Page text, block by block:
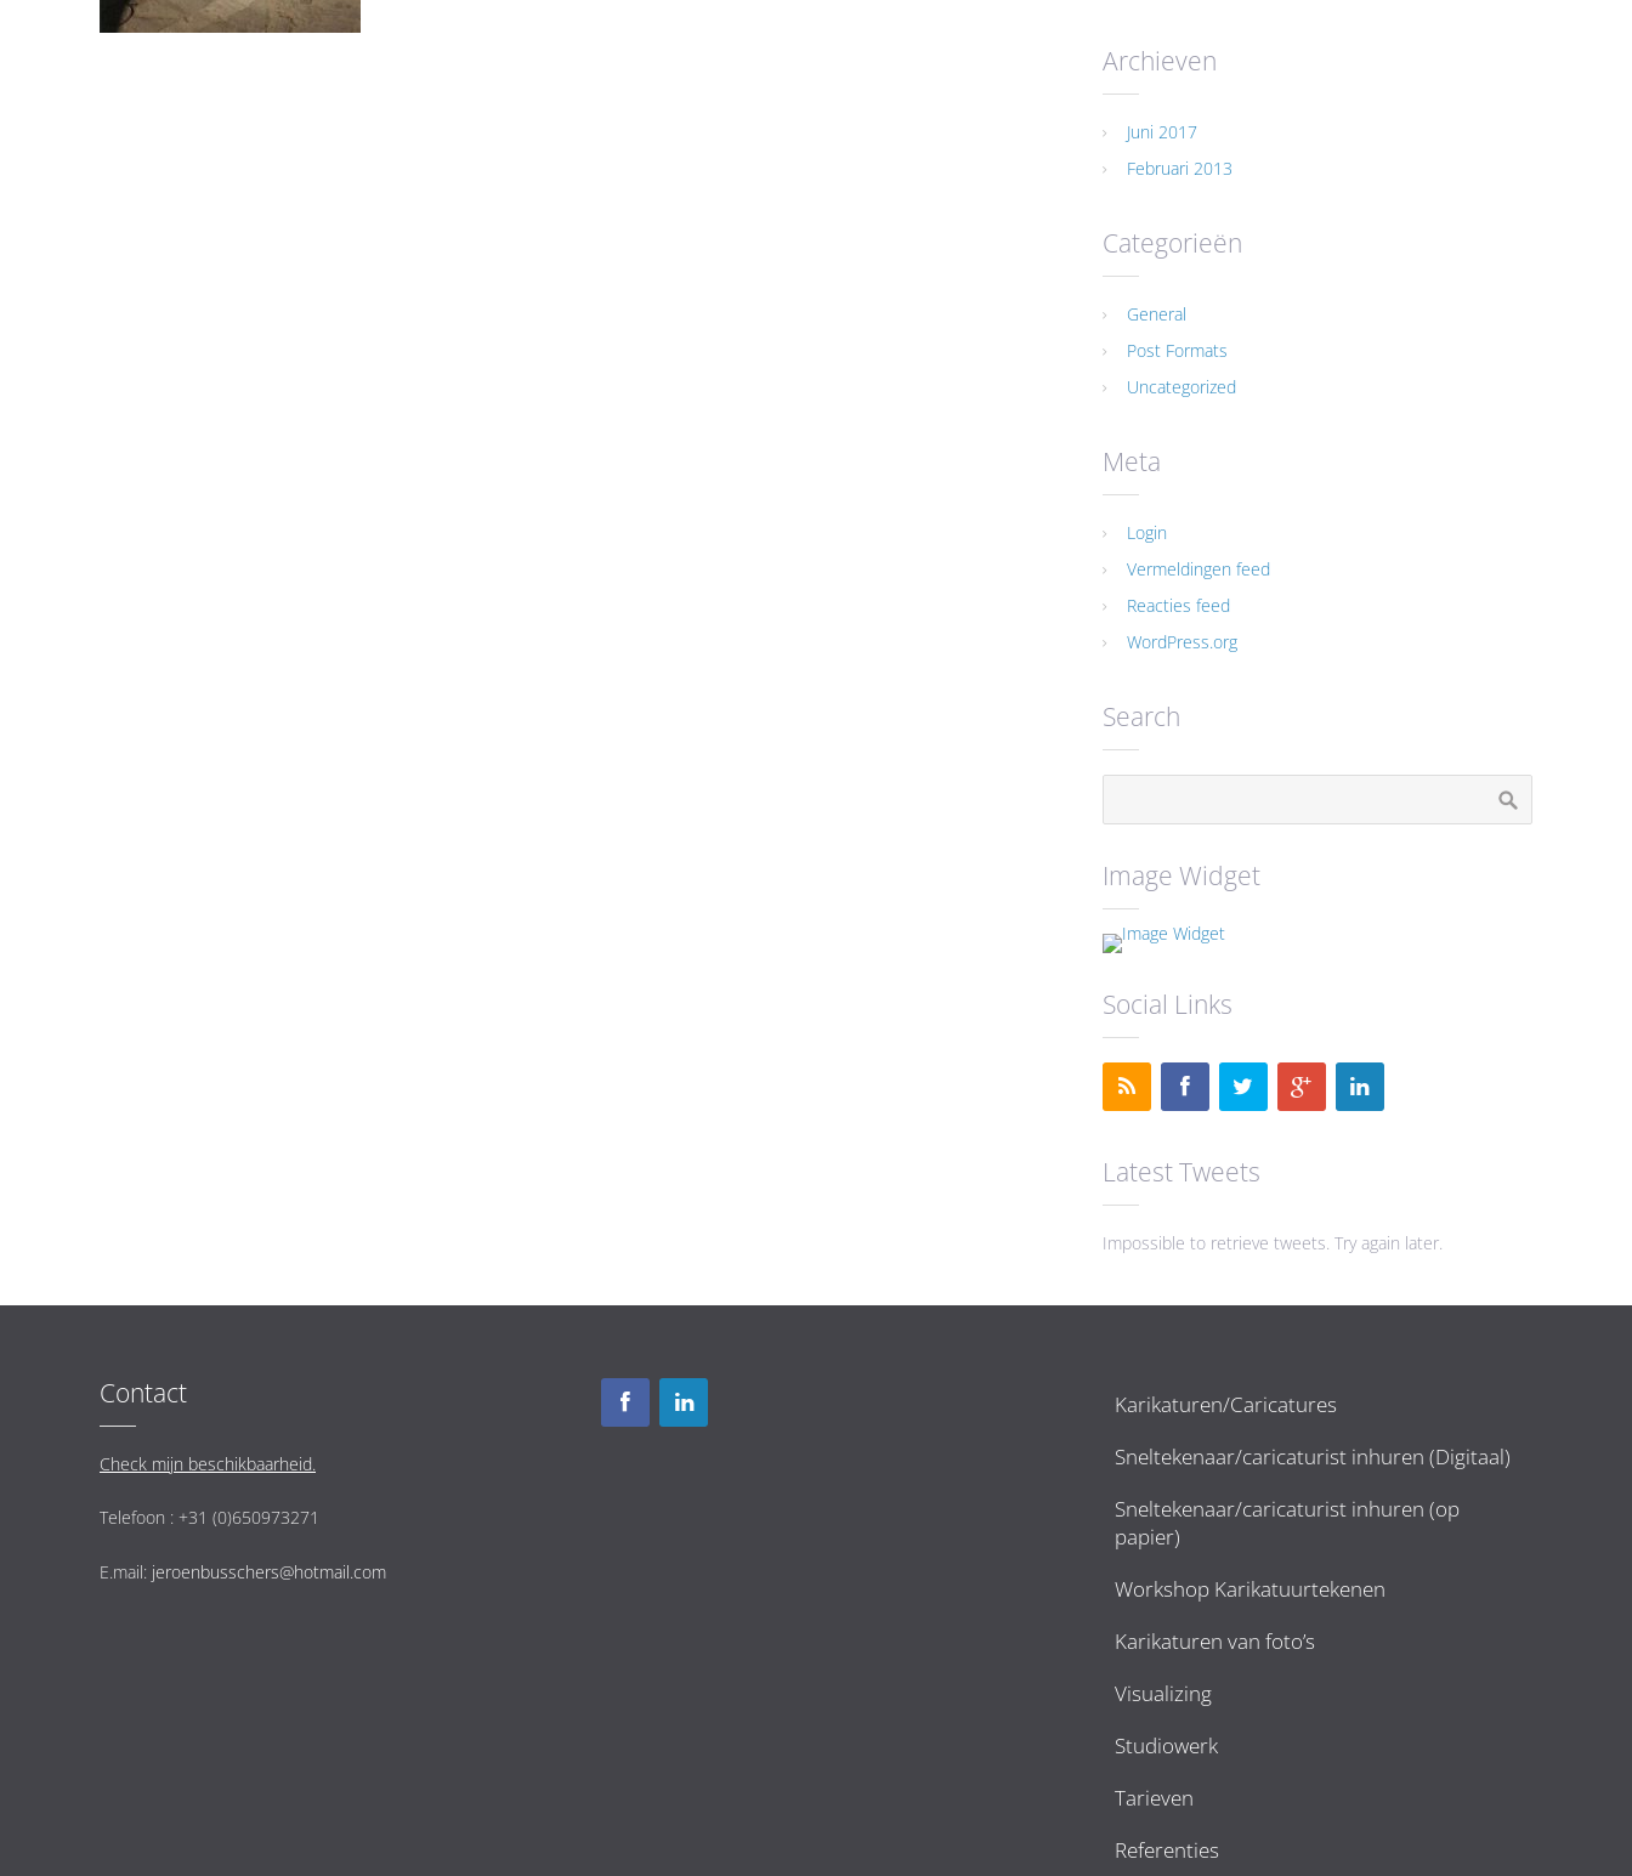
Archieven
Juni 2017
Februari 2013
Categorieën
General
Post Formats
Uncategorized
Meta
Login
Vermeldingen feed
Reacties feed
WordPress.org
Search
Image Widget
Social Links
Latest Tweets
Impossible to retrieve tweets. Try again later.
Contact
Check mijn beschikbaarheid.
Telefoon : +31 (0)650973271
E.mail: jeroenbusschers@hotmail.com
Karikaturen/Caricatures
Sneltekenaar/caricaturist inhuren (Digitaal)
Sneltekenaar/caricaturist inhuren (op
papier)
Workshop Karikatuurtekenen
Karikaturen van foto’s
Visualizing
Studiowerk
Tarieven
Referenties